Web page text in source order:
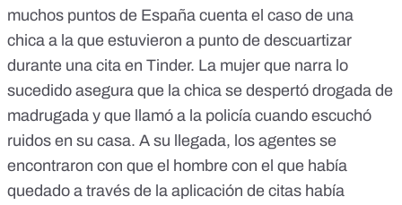
muchos puntos de España cuenta el caso de una
chica a la que estuvieron a punto de descuartizar
durante una cita en Tinder. La mujer que narra lo
sucedido asegura que la chica se despertó drogada de
madrugada y que llamó a la policía cuando escuchó
ruidos en su casa. A su llegada, los agentes se
encontraron con que el hombre con el que había
quedado a través de la aplicación de citas había